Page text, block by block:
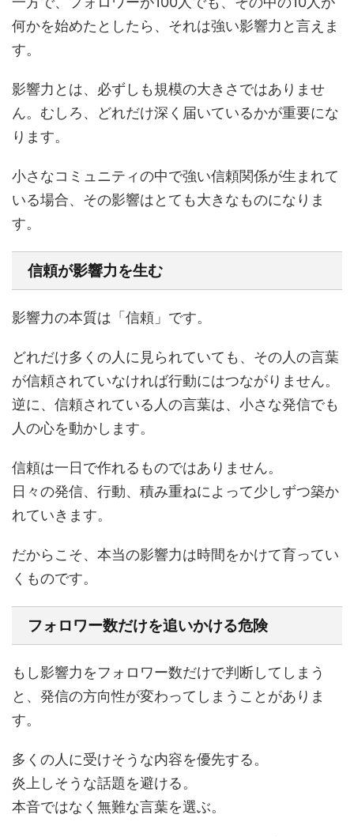
何かを始めたとしたら、それは強い影響力と言えま
す。
影響力とは、必ずしも規模の大きさではありませ
ん。むしろ、どれだけ深く届いているかが重要にな
ります。
小さなコミュニティの中で強い信頼関係が生まれて
いる場合、その影響はとても大きなものになりま
す。
信頼が影響力を生む
影響力の本質は「信頼」です。
どれだけ多くの人に見られていても、その人の言葉
が信頼されていなければ行動にはつながりません。
逆に、信頼されている人の言葉は、小さな発信でも
人の心を動かします。
信頼は一日で作れるものではありません。
日々の発信、行動、積み重ねによって少しずつ築か
れていきます。
だからこそ、本当の影響力は時間をかけて育ってい
くものです。
フォロワー数だけを追いかける危険
もし影響力をフォロワー数だけで判断してしまう
と、発信の方向性が変わってしまうことがありま
す。
多くの人に受けそうな内容を優先する。
炎上しそうな話題を避ける。
本音ではなく無難な言葉を選ぶ。